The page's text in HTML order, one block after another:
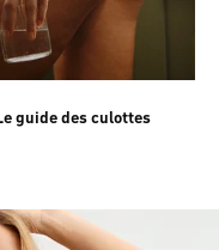
guide des culottes